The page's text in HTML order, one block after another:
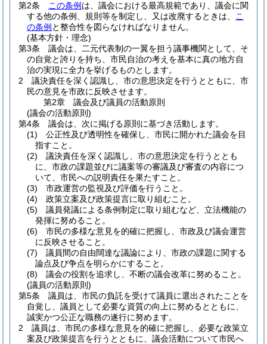
第2条
この条例 は、議会における最高規範であり、議会に関
する他の条例、規則等を制定し、又は改廃するときは、
こ
の条例 と整合性を図らなければなりません。
(基本方針・理念)
第3条
議会は、二元代表制の一翼を担う議事機関として、そ
の自覚と誇りを持ち、市民自治の考えを基本に真の地方自
治の実現に全力を挙げるものとします。
2
議決責任を深く認識し、市の意思決定を行うとともに、市
民の意見を市政に反映させます。
第2章
議会及び議員の活動原則
(議会の活動原則)
第4条
議会は、次に掲げる原則に基づき活動します。
(1)
公正性及び透明性を確保し、市民に開かれた議会を目
指すこと。
(2)
議決責任を深く認識し、市の意思決定を行うととも
に、市政の課題並びに議案等の審議及び審査の内容につ
いて、市民への説明責任を果たすこと。
(3)
市政運営の監視及び評価を行うこと。
(4)
政策立案及び政策提言に取り組むこと。
(5)
議員発議による条例制定に取り組むなど、立法機能の
発揮に努めること。
(6)
市民の多様な意見を的確に把握し、市政及び議会運営
に反映させること。
(7)
議員間の自由闊達な議論により、市政の課題に関する
論点及び争点を明らかにすること。
(8)
議会の役割を追求し、不断の議会改革に努めること。
(議員の活動原則)
第5条
議員は、市民の負託を受けて議員に選出されたことを
自覚し、議員として必要な資質の向上に努めるとともに、
誠実かつ公正な職務の遂行に努めます。
2
議員は、市民の多様な意見を的確に把握し、必要な政策立
案及び政策提言を行うとともに、議会活動について市民へ